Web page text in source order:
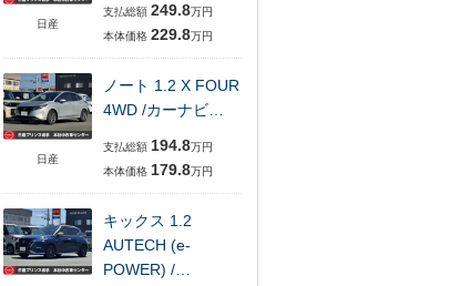
日産
支払総額 249.8万円
本体価格 229.8万円
日産
ノート 1.2 X FOUR
4WD /カーナビ…
支払総額 194.8万円
本体価格 179.8万円
キックス 1.2
AUTECH (e-
POWER) /…